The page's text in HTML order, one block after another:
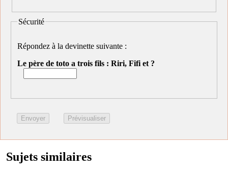
Sécurité
Répondez à la devinette suivante :
Le père de toto a trois fils : Riri, Fifi et ?
Sujets similaires